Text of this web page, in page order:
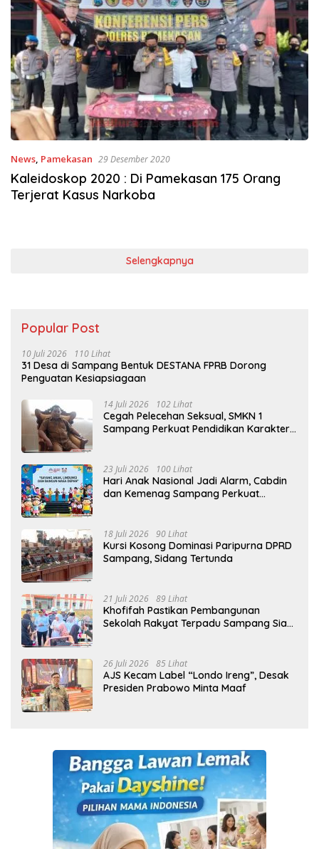
News, Pamekasan 29 Desember 2020
Kaleidoskop 2020 : Di Pamekasan 175 Orang
Terjerat Kasus Narkoba
Selengkapnya
Popular Post
10 Juli 2026 110 Lihat
31 Desa di Sampang Bentuk DESTANA FPRB Dorong
Penguatan Kesiapsiagaan
14 Juli 2026 102 Lihat
Cegah Pelecehan Seksual, SMKN 1
Sampang Perkuat Pendidikan Karakter
23 Juli 2026 100 Lihat
Hari Anak Nasional Jadi Alarm, Cabdin
dan Kemenag Sampang Perkuat
18 Juli 2026 90 Lihat
Kursi Kosong Dominasi Paripurna DPRD
Sampang, Sidang Tertunda
21 Juli 2026 89 Lihat
Khofifah Pastikan Pembangunan
Sekolah Rakyat Terpadu Sampang Siap
26 Juli 2026 85 Lihat
AJS Kecam Label “Londo Ireng”, Desak
Presiden Prabowo Minta Maaf